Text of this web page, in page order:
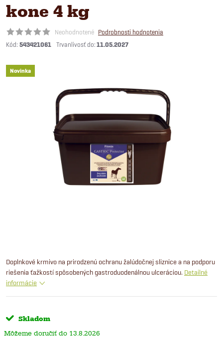
kone 4 kg
Neohodnotené Podrobnosti hodnotenia
Kód: 543421061 11.05.2027
Novinka
Doplnkové krmivo na prirodzenú ochranu žalúdočnej sliznice a na podporu
riešenia ťažkostí spôsobených gastroduodenálnou ulceráciou. Detailné
informácie
Skladom
13.8.2026